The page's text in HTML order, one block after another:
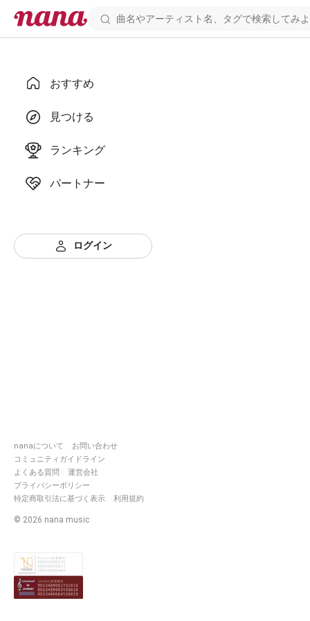
おすすめ
見つける
ランキング
パートナー
ログイン
nanaについて
お問い合わせ
コミュニティガイドライン
よくある質問
運営会社
プライバシーポリシー
特定商取引法に基づく表示
利用規約
© 2026 nana music